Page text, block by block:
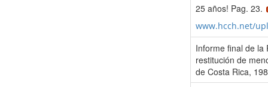
25 años! Pag. 23.
www.hcch.net/
Informe final de la
restitución de
de Costa Rica,